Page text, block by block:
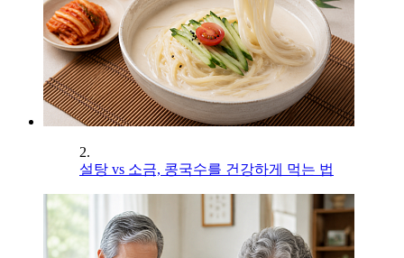
2.
설탕 vs 소금, 콩국수를 건강하게 먹는 법